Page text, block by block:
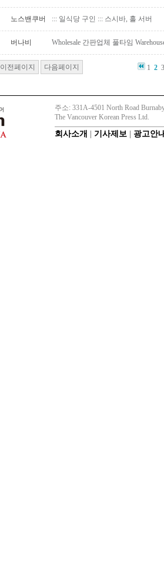
노스밴쿠버 ::: 일식당 구인 ::: 스시바, 홀 서버
버나비 Wholesale 간판업체 풀타임
이전페이지 다음페이지 1 2
주소: 331A-4501 North Road
The Vancouver Korean Press Ltd.
회사소개 기사제보 광고안